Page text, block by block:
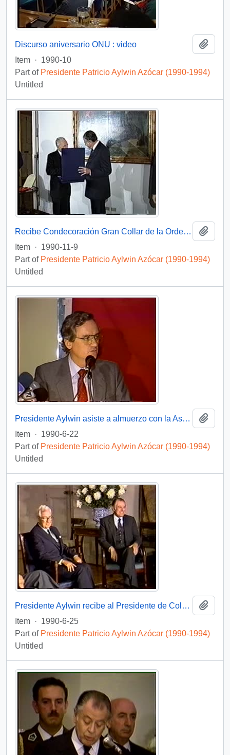
Discurso aniversario ONU : video
Item · 1990-10
Part of Presidente Patricio Aylwin Azócar (1990-1994)
Untitled
Recibe Condecoración Gran Collar de la Orden de Malta : vídeo
Item · 1990-11-9
Part of Presidente Patricio Aylwin Azócar (1990-1994)
Untitled
Presidente Aylwin asiste a almuerzo con la Asociación de Exportadores : video
Item · 1990-6-22
Part of Presidente Patricio Aylwin Azócar (1990-1994)
Untitled
Presidente Aylwin recibe al Presidente de Colombia Virgilio Barco Vargas en la Moneda: video
Item · 1990-6-25
Part of Presidente Patricio Aylwin Azócar (1990-1994)
Untitled